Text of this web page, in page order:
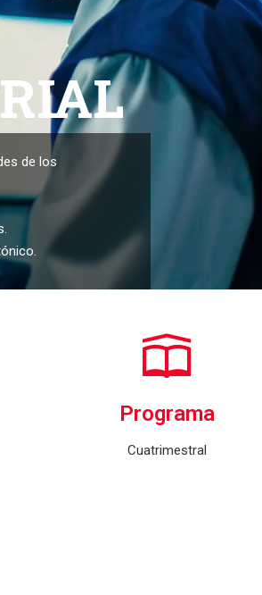
de los
Programa
Cuatrimestral